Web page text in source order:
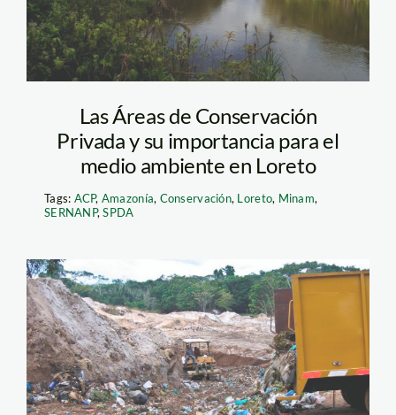
Las Áreas de Conservación
Privada y su importancia para el
medio ambiente en Loreto
Tags: ACP, Amazonía, Conservación, Loreto, Minam,
SERNANP,SPDA
botadero-2